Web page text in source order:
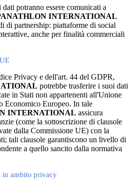
potranno essere comunicati a
INTERNATIONAL
di partnership: piattaforme di social
anche per finalità commerciali
Privacy e dell'art. 44 del GDPR,
potrebbe trasferire i suoi dati
in Stati non appartenenti all'Unione
Economico Europeo. In tale
INTERNATIONAL assicura
(come la sottoscrizione di clausole
dalla Commissione UE) con la
tali clausole garantiscono un livello di
a quello sancito dalla normativa
in ambito privacy